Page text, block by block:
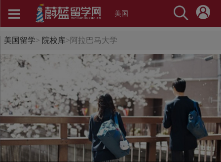
美国
美国留学> 院校库>阿拉巴马大学